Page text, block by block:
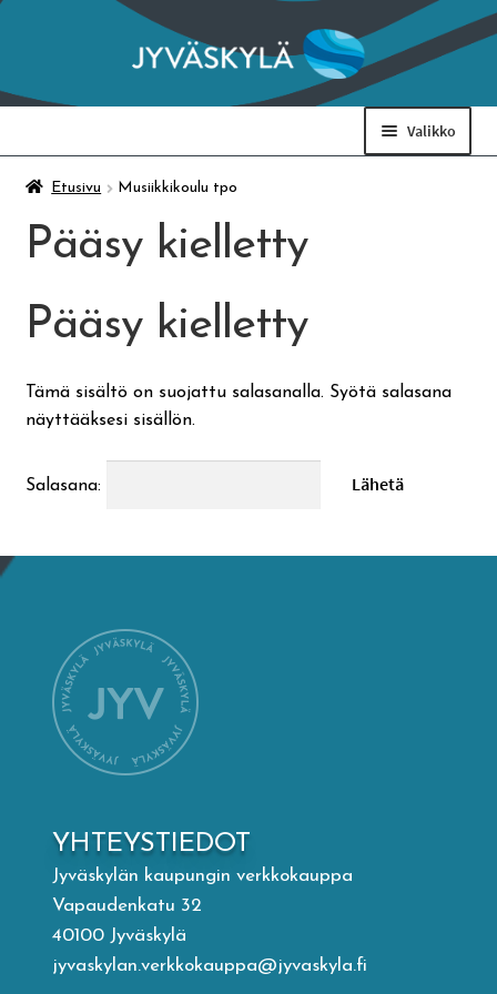
Siirry
navigointiin
Siirry
sisältöön
Valikko
Taidemuseo & Ratamo
Suomen käsityön museo
Skeittihalli
Varhaiskasvatus
Ateria- ja välipalamaksut
Kirjasto
Visit Jyvaskyla Region
Lasten Lysti & LystiKylä-festivaali
Ohje
Etusivu Musiikkikoulu tpo
Pääsy kielletty
Pääsy kielletty
Tämä sisältö on suojattu salasanalla. Syötä salasana
näyttääksesi sisällön.
Salasana:
YHTEYSTIEDOT
Jyväskylän kaupungin verkkokauppa
Vapaudenkatu 32
40100 Jyväskylä
jyvaskylan.verkkokauppa@jyvaskyla.fi